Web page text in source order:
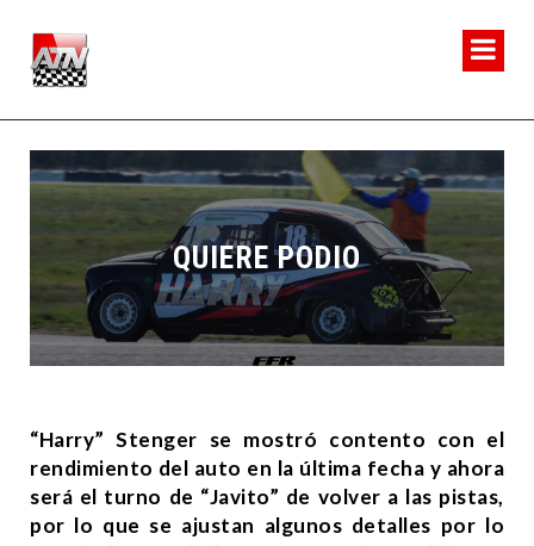
QUIERE PODIO
“Harry” Stenger se mostró contento con el
rendimiento del auto en la última fecha y ahora
será el turno de “Javito” de volver a las pistas,
por lo que se ajustan algunos detalles por lo